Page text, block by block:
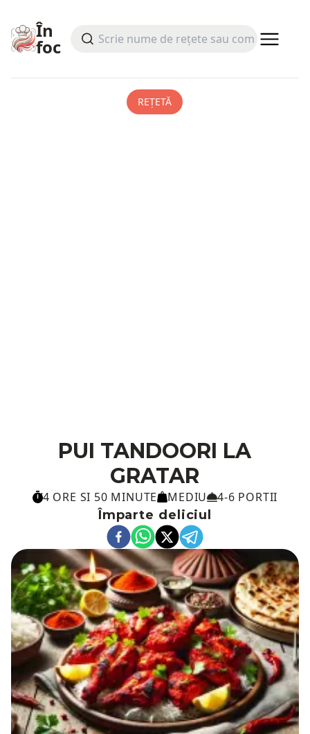
În
foc
REȚETĂ
PUI TANDOORI LA
GRATAR
4 ORE SI 50 MINUTE MEDIU
4-6 PORTII
Împarte deliciul